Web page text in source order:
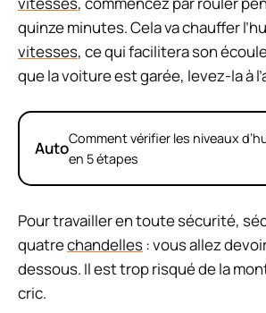
quinze minutes. Cela va chauffer
vitesses, ce qui facilitera son
que la voiture est garée, levez-la à
AutoComment vérifier les niveaux
en 5 étapes
Pour travailler en toute sécurité,
quatrechandelles: vous allez
dessous. Il est trop risqué de la
cric.